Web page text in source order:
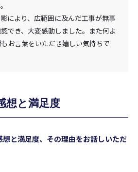
により、広範囲に及んだ工事が無事
でき、大変感動しました。また何よ
お言葉をいただき嬉しい気持ちで
想と満足度
感想と満足度、その理由をお話しいただ